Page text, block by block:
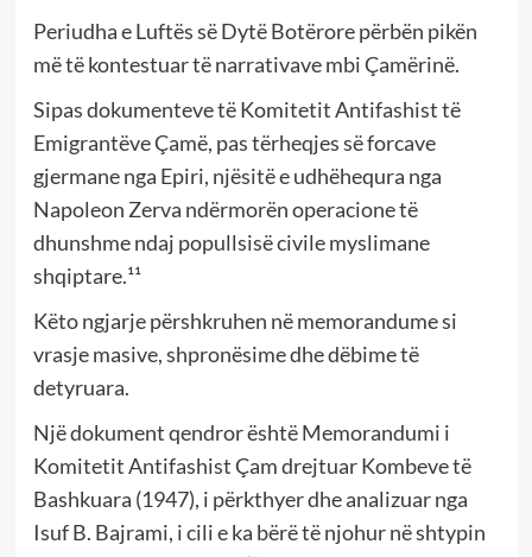
Periudha e Luftës së Dytë Botërore përbën pikën
më të kontestuar të narrativave mbi Çamërinë.
Sipas dokumenteve të Komitetit Antifashist të
Emigrantëve Çamë, pas tërheqjes së forcave
gjermane nga Epiri, njësitë e udhëhequra nga
Napoleon Zerva ndërmorën operacione të
dhunshme ndaj popullsisë civile myslimane
shqiptare.¹¹
Këto ngjarje përshkruhen në memorandume si
vrasje masive, shpronësime dhe dëbime të
detyruara.
Një dokument qendror është Memorandumi i
Komitetit Antifashist Çam drejtuar Kombeve të
Bashkuara (1947), i përkthyer dhe analizuar nga
Isuf B. Bajrami, i cili e ka bërë të njohur në shtypin